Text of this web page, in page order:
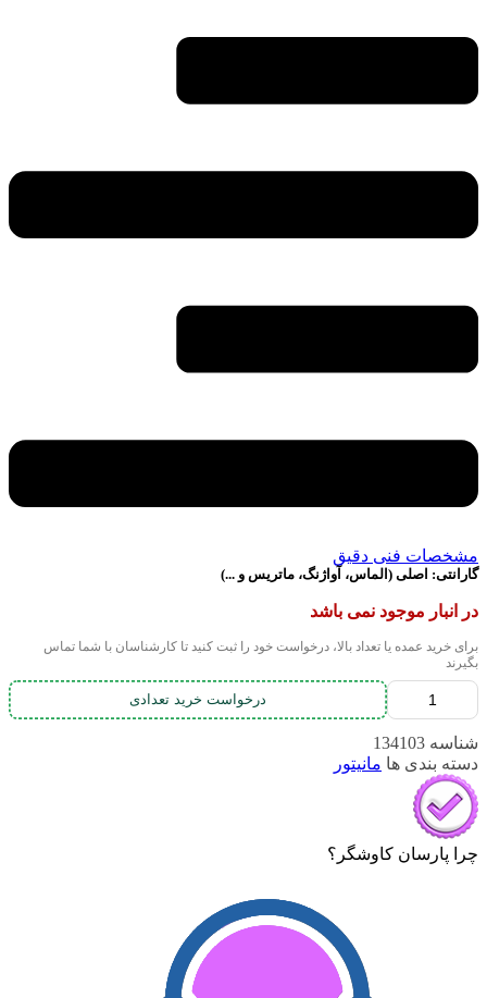
مشخصات فنی دقیق
گارانتی: اصلی (الماس، آواژنگ، ماتریس و ...)
در انبار موجود نمی باشد
برای خرید عمده یا تعداد بالا، درخواست خود را ثبت کنید تا کارشناسان با شما تماس
بگیرند
درخواست خرید تعدادی
شناسه 134103
دسته بندی ها مانیتور
چرا پارسان کاوشگر؟